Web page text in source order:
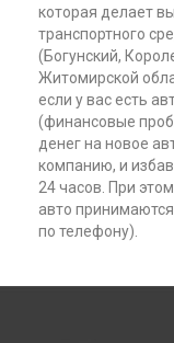
которая делает
транспортного
(Богунский,
Житомирской
если у вас есть
(финансовые
денег на новое
компанию, и
24 часов. При
авто
по телефону).